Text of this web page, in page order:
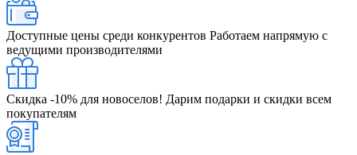
Доступные цены среди конкурентов Работаем напрямую с
ведущими производителями
Скидка -10% для новоселов! Дарим подарки и скидки всем
покупателям